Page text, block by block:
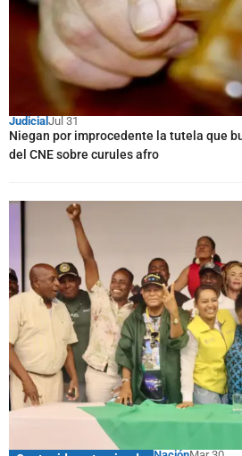
JudicialJul 31
Niegan por improcedente la tutela que
del CNE sobre curules afro